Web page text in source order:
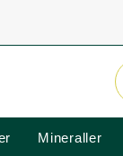
Mineraller